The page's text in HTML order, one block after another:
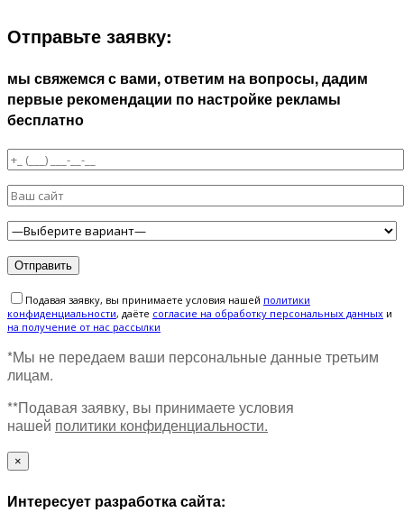
Отправьте заявку:
мы свяжемся с вами, ответим на вопросы, дадим
первые рекомендации по настройке рекламы
бесплатно
Подавая заявку, вы принимаете условия нашей политики
конфиденциальности, даёте cогласие на обработку персональных данных и
на получение от нас рассылки
*Мы не передаем ваши персональные данные третьим
лицам.
**Подавая заявку, вы принимаете условия
нашей политики конфиденциальности.
×
Интересует разработка сайта: